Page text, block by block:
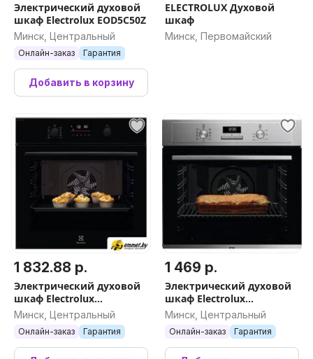
Электрический духовой
шкаф Electrolux EOD5C50Z
Минск, Центральный
Онлайн-заказ Гарантия
Добавить в корзину
ELECTROLUX Духовой
шкаф
Минск, Первомайский
1 832.88 р.
Электрический духовой
шкаф Electrolux
SteamBake 600
EOD6F77WZ
Минск, Центральный
Онлайн-заказ Гарантия
1 469 р.
Электрический духовой
шкаф Electrolux
SurroundCook 600
EOF3H70X
Минск, Центральный
Онлайн-заказ Гарантия